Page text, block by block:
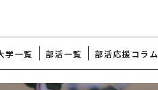
学一覧 部活一覧 部活応援コラム